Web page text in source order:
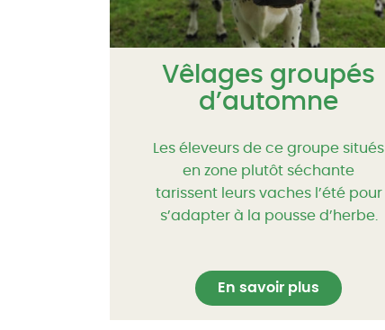
Vêlages groupés
d’automne
Les éleveurs de ce groupe situés
en zone plutôt séchante
tarissent leurs vaches l’été pour
s’adapter à la pousse d’herbe.
En savoir plus